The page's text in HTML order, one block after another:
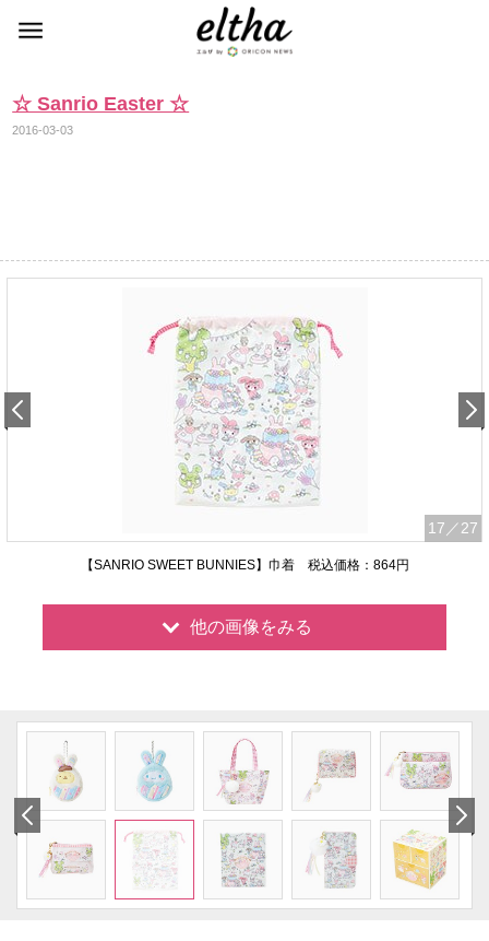
☆ Sanrio Easter ☆
2016-03-03
17 ／27
【SANRIO SWEET BUNNIES】巾着 税込価格：864円
他の画像をみる